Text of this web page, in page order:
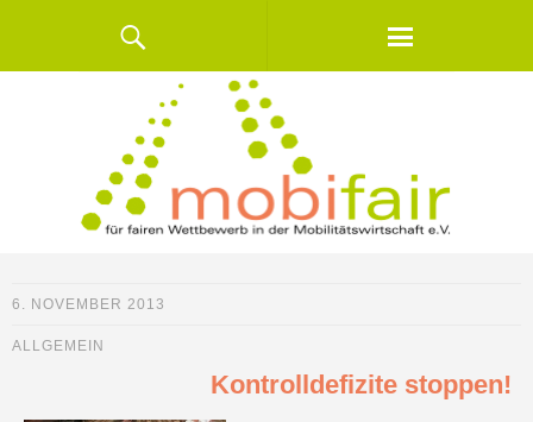
6. NOVEMBER 2013
ALLGEMEIN
Kontrolldefizite stoppen!